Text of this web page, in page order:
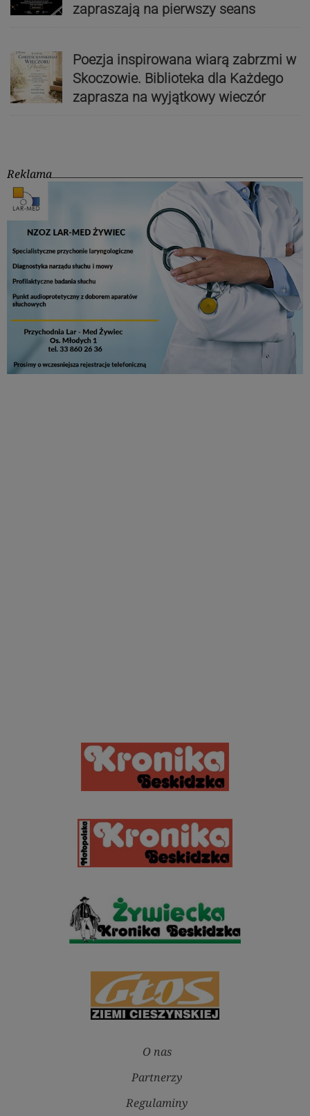
zapraszają na pierwszy seans
Poezja inspirowana wiarą zabrzmi w
Skoczowie. Biblioteka dla Każdego
zaprasza na wyjątkowy wieczór
Reklama
O nas
Partnerzy
Regulaminy